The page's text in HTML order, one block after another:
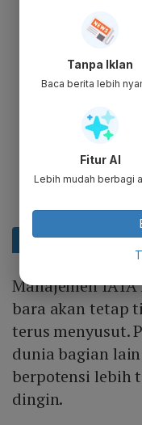
Manajemen
bara akan tetap
terus menyusut.
dunia bagian
berpotensi lebih
dingin.
Tanpa Iklan
Baca berita lebih
Fitur AI
Lebih mudah berbagi